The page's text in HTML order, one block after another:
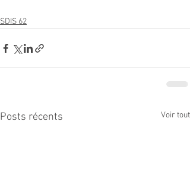
SDIS 62
Posts récents Voir tout